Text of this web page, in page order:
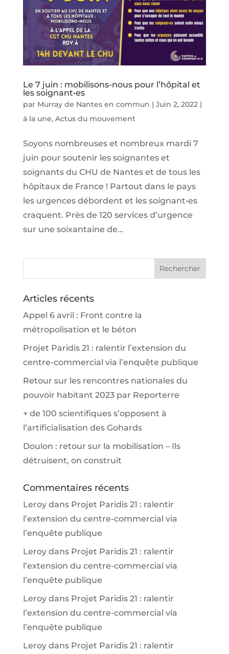
Le 7 juin : mobilisons-nous pour l’hôpital et
les soignant•es
par Murray de Nantes en commun | Juin 2, 2022|
à la une, Actus du mouvement
Soyons nombreuses et nombreux mardi 7
juin pour soutenir les soignantes et
soignants du CHU de Nantes et de tous les
hôpitaux de France ! Partout dans le pays
les urgences débordent et les soignant•es
craquent. Près de 120 services d’urgence
sur une soixantaine de...
Articles récents
Appel 6 avril : Front contre la
métropolisation et le béton
Projet Paridis 21 : ralentir l’extension du
centre-commercial via l’enquête publique
Retour sur les rencontres nationales du
pouvoir habitant 2023 par Reporterre
+ de 100 scientifiques s’opposent à
l’artificialisation des Gohards
Doulon : retour sur la mobilisation – Ils
détruisent, on construit
Commentaires récents
Leroydans Projet Paridis 21 : ralentir
l’extension du centre-commercial via
l’enquête publique
Leroydans Projet Paridis 21 : ralentir
l’extension du centre-commercial via
l’enquête publique
Leroydans Projet Paridis 21 : ralentir
l’extension du centre-commercial via
l’enquête publique
Leroydans Projet Paridis 21 : ralentir